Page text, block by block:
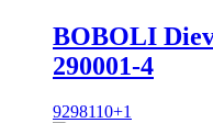
BOBOLI
290001-4
9298110+1